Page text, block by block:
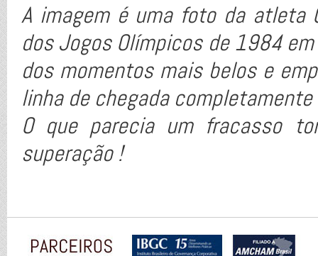
A imagem é uma foto da atleta
dos Jogos Olímpicos de 1984
dos momentos mais belos e
linha de chegada
O que parecia um fracasso
superação !